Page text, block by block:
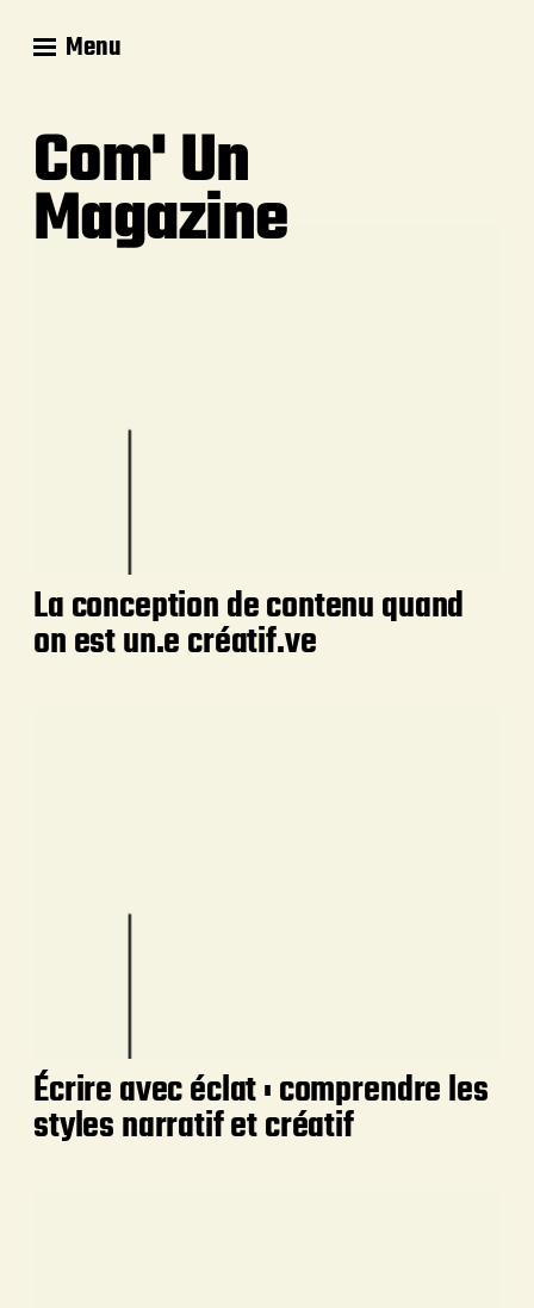
Menu
Com' Un
Magazine
La conception de contenu quand
on est un.e créatif.ve
Écrire avec éclat : comprendre les
styles narratif et créatif